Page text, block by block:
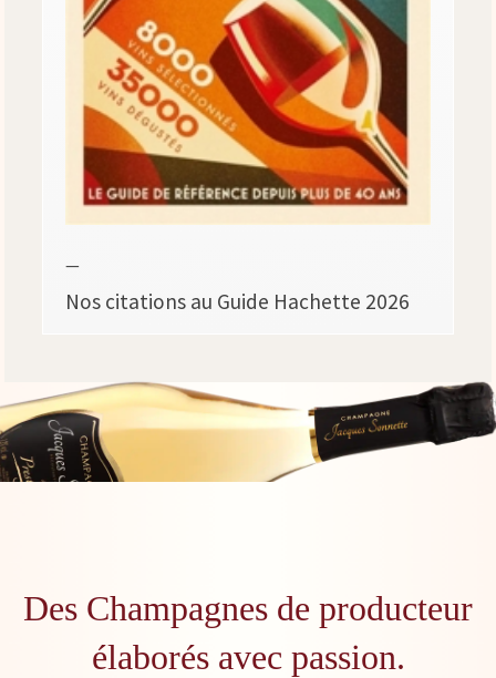
—
Nos citations au Guide Hachette 2026
Des Champagnes de producteur
élaborés avec passion.